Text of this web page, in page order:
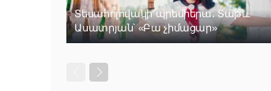
Տեսահոլովակի պրեմիերա․ Տաթև
Ասատրյան՝ «Բա չիմացար»